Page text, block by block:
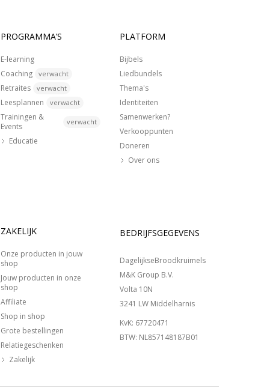
PROGRAMMA’S
E-learning
Coaching
verwacht
Retraites verwacht
Leesplannen verwacht
Trainingen &
Events
verwacht
Educatie
PLATFORM
Bijbels
Liedbundels
Thema's
Identiteiten
Samenwerken?
Verkooppunten
Doneren
Over ons
ZAKELIJK
Onze producten in jouw
shop
Jouw producten in onze
shop
Affiliate
Shop in shop
Grote bestellingen
Relatiegeschenken
Zakelijk
BEDRIJFSGEGEVENS
DagelijkseBroodkruimels
M&K Group B.V.
Volta 10N
3241 LW Middelharnis
KvK: 67720471
BTW: NL857148187B01